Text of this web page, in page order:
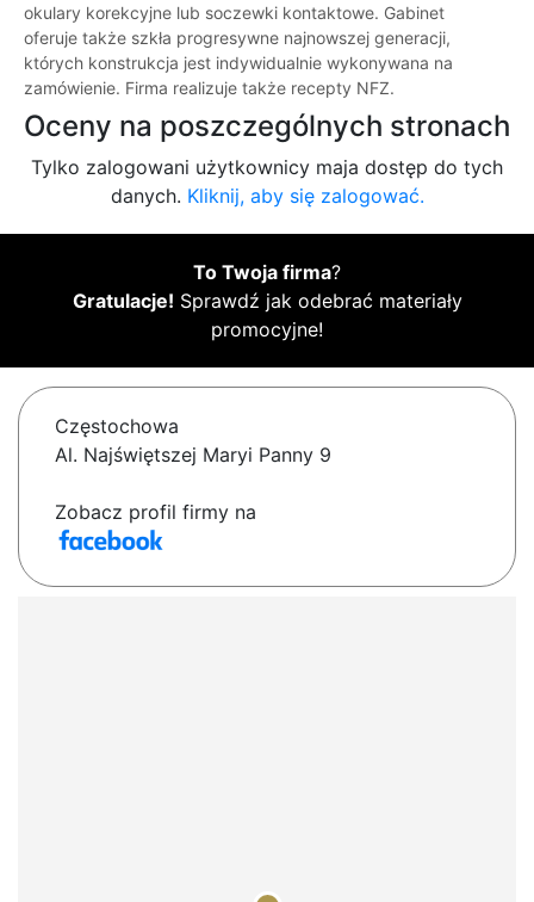
okulary korekcyjne lub soczewki kontaktowe. Gabinet
oferuje także szkła progresywne najnowszej generacji,
których konstrukcja jest indywidualnie wykonywana na
zamówienie. Firma realizuje także recepty NFZ.
Oceny na poszczególnych stronach
Tylko zalogowani użytkownicy maja dostęp do tych
danych. Kliknij, aby się zalogować.
To Twoja firma?
Gratulacje! Sprawdź jak odebrać materiały
promocyjne!
Częstochowa
Al. Najświętszej Maryi Panny 9
Zobacz profil firmy na